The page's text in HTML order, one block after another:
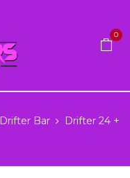
0
Drifter Bar
Drifter 24 +